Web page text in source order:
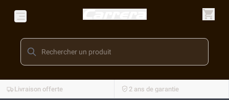
Livraison offerte 2 ans de garantie